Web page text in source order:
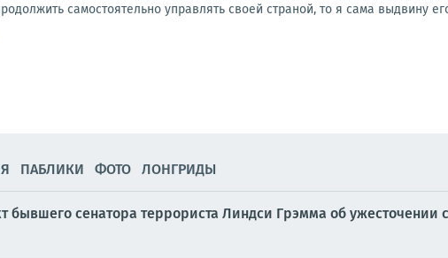
самостоятельно управлять своей страной, то я сама выдвину
ПАБЛИКИ ФОТО ЛОНГРИДЫ
бывшего сенатора террориста Линдси Грэмма об ужесточении